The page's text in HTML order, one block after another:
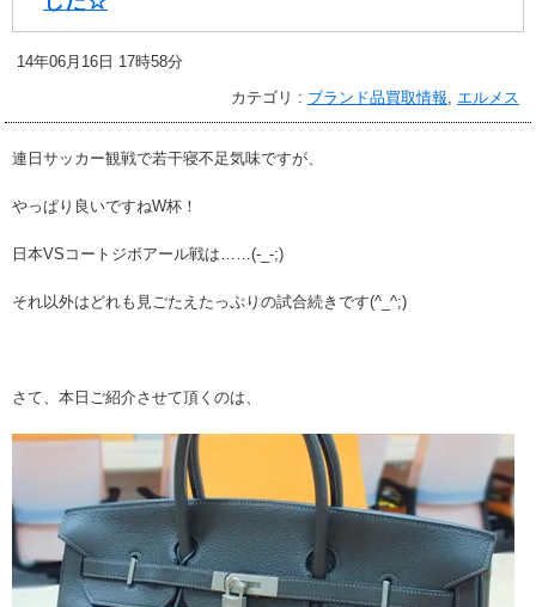
14年06月16日 17時58分
カテゴリ : ブランド品買取情報, エルメス
連日サッカー観戦で若干寝不足気味ですが、
やっぱり良いですねW杯！
日本VSコートジボアール戦は……(-_-;)
それ以外はどれも見ごたえたっぷりの試合続きです(^_^;)
さて、本日ご紹介させて頂くのは、